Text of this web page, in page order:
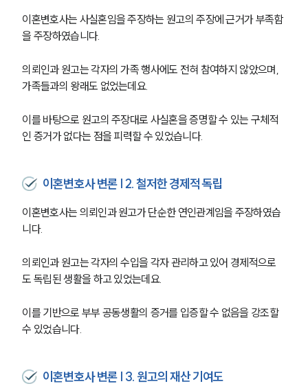
이혼변호사는 사실혼임을 주장하는 원고의 주장에 근거가 부족함
을 주장하였습니다.
의뢰인과 원고는 각자의 가족 행사에도 전혀 참여하지 않았으며,
가족들과의 왕래도 없었는데요.
이를 바탕으로 원고의 주장대로 사실혼을 증명할 수 있는 구체적
인 증거가 없다는 점을 피력할 수 있었습니다.
이혼변호사 변론 | 2. 철저한 경제적 독립
이혼변호사는 의뢰인과 원고가 단순한 연인관계임을 주장하였습
니다.
의뢰인과 원고는 각자의 수입을 각자 관리하고 있어 경제적으로
도 독립된 생활을 하고 있었는데요.
이를 기반으로 부부 공동생활의 증거를 입증할 수 없음을 강조할
수 있었습니다.
이혼변호사 변론 | 3. 원고의 재산 기여도